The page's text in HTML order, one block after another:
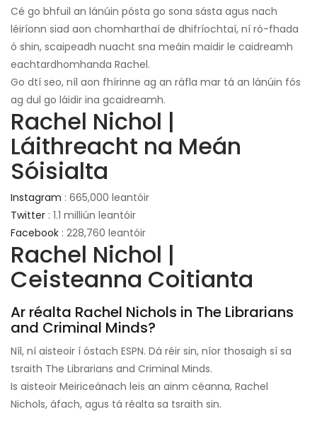
Cé go bhfuil an lánúin pósta go sona sásta agus nach
léiríonn siad aon chomharthaí de dhifríochtaí, ní ró-fhada
ó shin, scaipeadh nuacht sna meáin maidir le caidreamh
eachtardhomhanda Rachel.
Go dtí seo, níl aon fhírinne ag an ráfla mar tá an lánúin fós
ag dul go láidir ina gcaidreamh.
Rachel Nichol |
Láithreacht na Meán
Sóisialta
Instagram : 665,000 leantóir
Twitter : 1.1 milliún leantóir
Facebook : 228,760 leantóir
Rachel Nichol |
Ceisteanna Coitianta
Ar réalta Rachel Nichols in The Librarians
and Criminal Minds?
Níl, ní aisteoir í óstach ESPN. Dá réir sin, níor thosaigh sí sa
tsraith The Librarians and Criminal Minds.
Is aisteoir Meiriceánach leis an ainm céanna, Rachel
Nichols, áfach, agus tá réalta sa tsraith sin.